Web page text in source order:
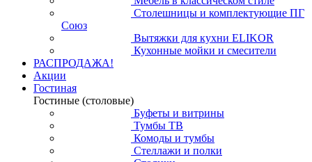
Столешницы и комплектующие ПГ
Союз
Вытяжки для кухни ELIKOR
Кухонные мойки и смесители
РАСПРОДАЖА!
Акции
Гостиная
Гостиные (столовые)
Буфеты и витрины
Тумбы ТВ
Комоды и тумбы
Стеллажи и полки